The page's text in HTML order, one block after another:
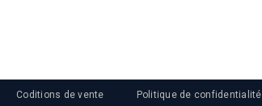
Coditions de vente Politique de confidentialité